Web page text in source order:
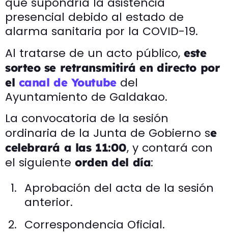
presencial debido al estado de
alarma sanitaria por la COVID-19.
Al tratarse de un acto público, este
sorteo se retransmitirá en directo por
el canal de Youtube del
Ayuntamiento de Galdakao.
La convocatoria de la sesión
ordinaria de la Junta de Gobierno se
celebrará a las 11:00, y contará con
el siguiente orden del día:
Aprobación del acta de la sesión
anterior.
Correspondencia Oficial.